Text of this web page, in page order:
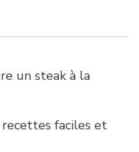
un steak à la
recettes faciles et